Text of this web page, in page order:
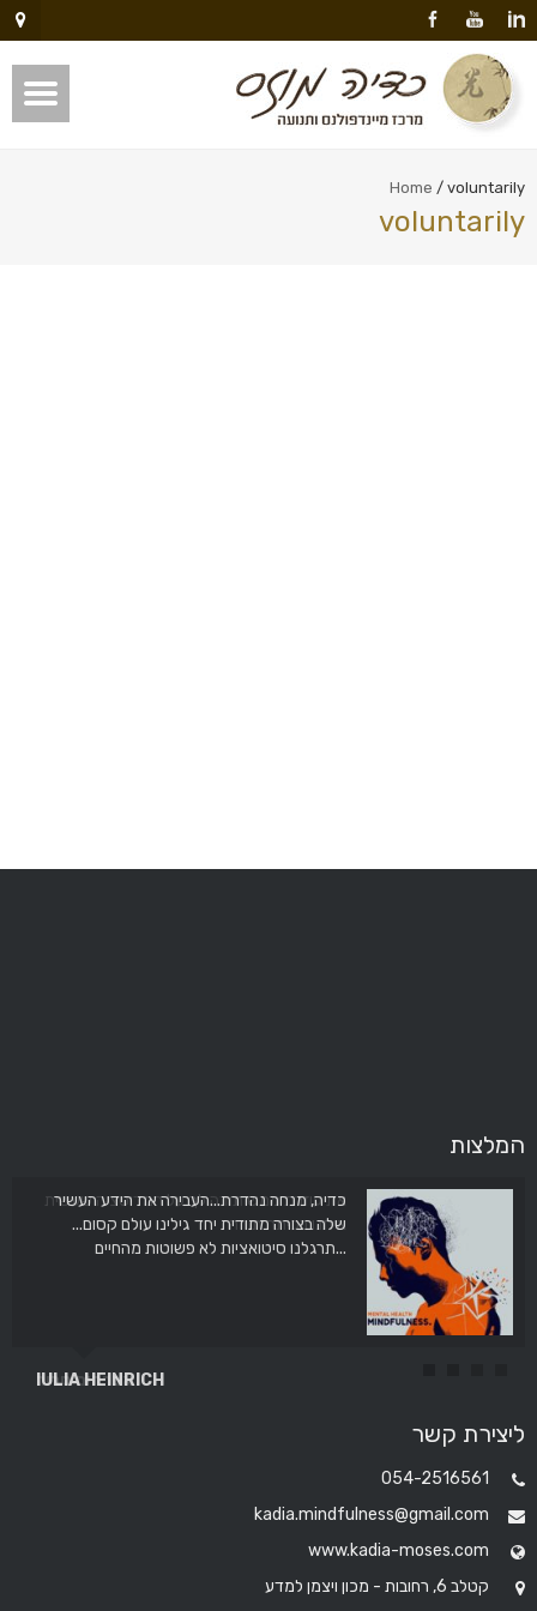
Home / voluntarily
voluntarily
המלצות
כדיה, מנחה נהדרת...העבירה את הידע העשיר
שלה בצורה מתודית יחד גילינו עולם קסום...
תרגלנו סיטואציות לא פשוטות מהחיים...
IULIA HEINRICH
את עוזרת ממש תודה לך על המדיטציה שעשית
איתנו בכיתה תודה
אברהים סרור
ליצירת קשר
054-2516561
kadia.mindfulness@gmail.com
www.kadia-moses.com
קטלב 6, רחובות - מכון ויצמן למדע